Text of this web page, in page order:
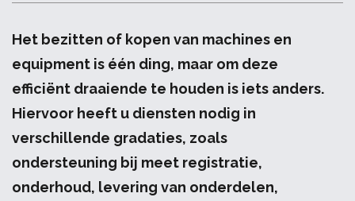
Het bezitten of kopen van machines en
equipment is één ding, maar om deze
efficiënt draaiende te houden is iets anders.
Hiervoor heeft u diensten nodig in
verschillende gradaties, zoals
ondersteuning bij meet registratie,
onderhoud, levering van onderdelen,